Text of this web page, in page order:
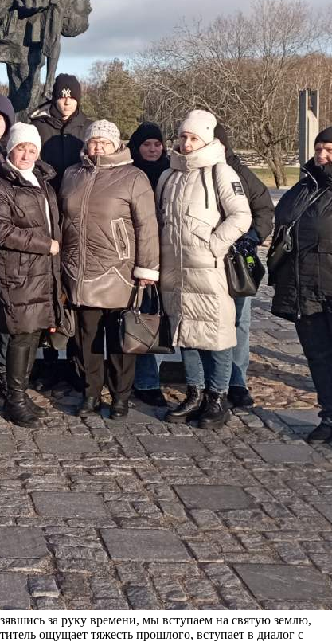
за руку времени, мы вступаем на святую землю,
ощущает тяжесть прошлого, вступает в диалог с